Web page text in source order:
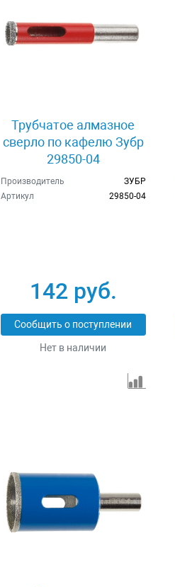
Трубчатое алмазное
сверло по кафелю Зубр
29850-04
Производитель
ЗУБР
Артикул
29850-04
142 руб.
Сообщить о поступлении
Нет в наличии